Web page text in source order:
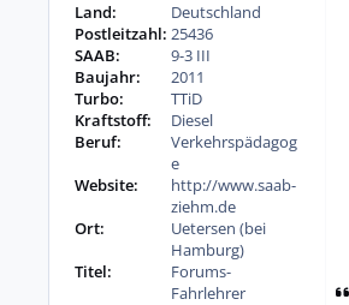
Land:
Deutschland
Postleitzahl: 25436
SAAB:
9-3 III
Baujahr:
2011
Turbo:
TTiD
Kraftstoff:
Diesel
Beruf:
Verkehrspädagog
e
Website:
http://www.saab-
ziehm.de
Ort:
Uetersen (bei
Hamburg)
Titel:
Forums-
Fahrlehrer